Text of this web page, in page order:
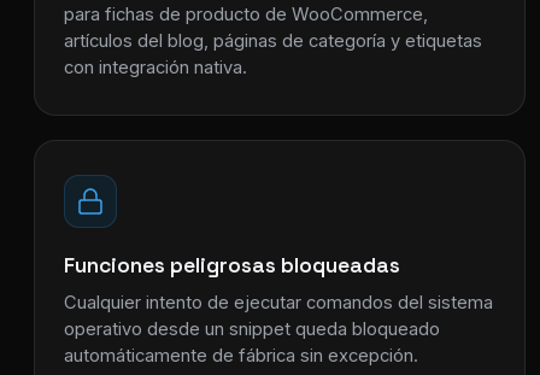
para fichas de producto de WooCommerce,
artículos del blog, páginas de categoría y etiquetas
con integración nativa.
Funciones peligrosas bloqueadas
Cualquier intento de ejecutar comandos del sistema
operativo desde un snippet queda bloqueado
automáticamente de fábrica sin excepción.